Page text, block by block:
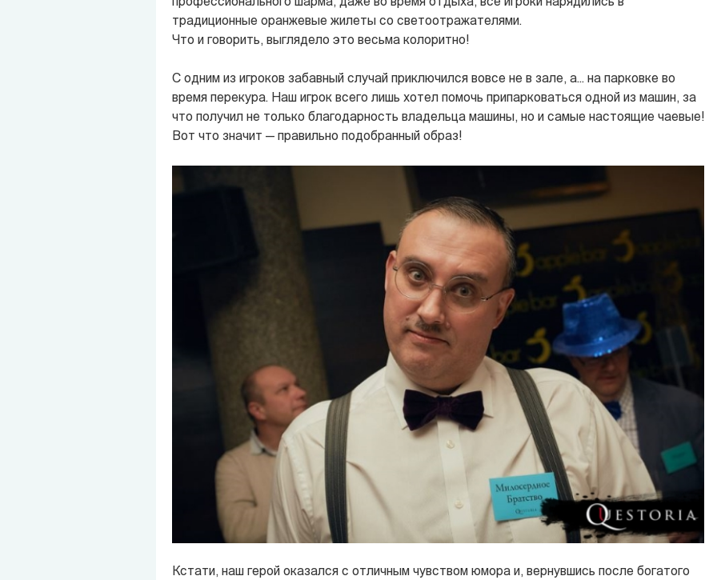
традиционные оранжевые жилеты со светоотражателями.
Что и говорить, выглядело это весьма колоритно!
С одним из игроков забавный случай приключился вовсе не в зале, а... на парковке во
время перекура. Наш игрок всего лишь хотел помочь припарковаться одной из машин, за
что получил не только благодарность владельца машины, но и самые настоящие чаевые!
Вот что значит — правильно подобранный образ!
Кстати, наш герой оказался с отличным чувством юмора и, вернувшись после богатого